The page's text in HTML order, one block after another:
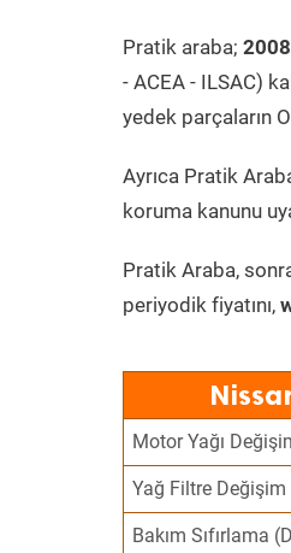
Pratik araba;
- ACEA - ILSAC)
yedek parçaların
Ayrıca Pratik
koruma kanunu
Pratik Araba,
periyodik fiyatını,
Motor Yağı
Yağ Filtre Değişim
Bakım Sıfırlama